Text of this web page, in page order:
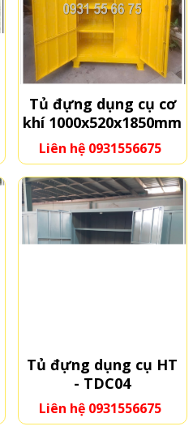
Tủ đựng dụng cụ cơ
khí 1000x520x1850mm
Liên hệ 0931556675
Tủ đựng dụng cụ HT
- TDC04
Liên hệ 0931556675